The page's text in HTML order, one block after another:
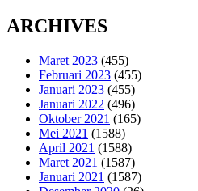
ARCHIVES
Maret 2023 (455)
Februari 2023 (455)
Januari 2023 (455)
Januari 2022 (496)
Oktober 2021 (165)
Mei 2021 (1588)
April 2021 (1588)
Maret 2021 (1587)
Januari 2021 (1587)